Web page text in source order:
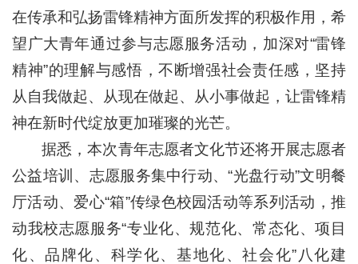
在传承和弘扬雷锋精神方面所发挥的积极作用，希
望广大青年通过参与志愿服务活动，加深对“雷锋
精神”的理解与感悟，不断增强社会责任感，坚持
从自我做起、从现在做起、从小事做起，让雷锋精
神在新时代绽放更加璀璨的光芒。
据悉，本次青年志愿者文化节还将开展志愿者
公益培训、志愿服务集中行动、“光盘行动”文明餐
厅活动、爱心“箱”传绿色校园活动等系列活动，推
动我校志愿服务“专业化、规范化、常态化、项目
化、品牌化、科学化、基地化、社会化”八化建